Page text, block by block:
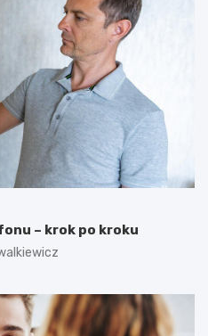
– krok po kroku